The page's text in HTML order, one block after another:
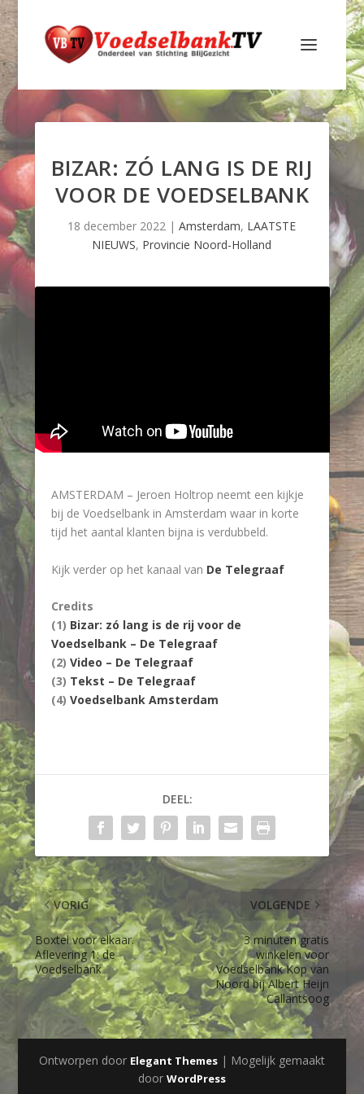
BIZAR: ZÓ LANG IS DE RIJ
VOOR DE VOEDSELBANK
18 december 2022 |Amsterdam, LAATSTE
NIEUWS, Provincie Noord-Holland
AMSTERDAM – Jeroen Holtrop neemt een kijkje
bij de Voedselbank in Amsterdam waar in korte
tijd het aantal klanten bijna is verdubbeld.
Kijk verder op het kanaal van De Telegraaf
Credits
(1) Bizar: zó lang is de rij voor de
Voedselbank – De Telegraaf
(2) Video – De Telegraaf
(3) Tekst – De Telegraaf
(4) Voedselbank Amsterdam
DEEL:
VORIG
Boxtel voor elkaar.
Aflevering 1: de
Voedselbank
VOLGENDE
3 minuten gratis
winkelen voor
Voedselbank Kop van
Noord bij Albert Heijn
Callantsoog
Ontworpen door Elegant Themes| Mogelijk gemaakt
door WordPress